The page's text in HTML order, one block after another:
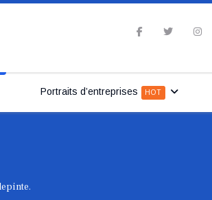
Portraits d’entreprises HOT